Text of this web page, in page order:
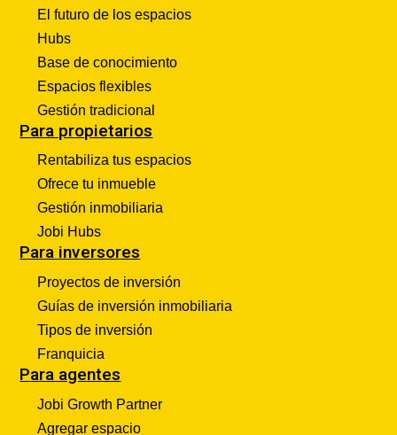
El futuro de los espacios
Hubs
Base de conocimiento
Espacios flexibles
Gestión tradicional
Para propietarios
Rentabiliza tus espacios
Ofrece tu inmueble
Gestión inmobiliaria
Jobi Hubs
Para inversores
Proyectos de inversión
Guías de inversión inmobiliaria
Tipos de inversión
Franquicia
Para agentes
Jobi Growth Partner
Agregar espacio